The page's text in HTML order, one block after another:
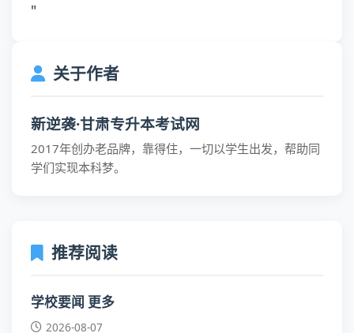
"
关于作者
新逆袭·甘肃专升本考试网
2017年创办老品牌，靠得住，一切以学生出发，帮助同
学们实现本科梦。
推荐阅读
学校要闻 更多
2026-08-07